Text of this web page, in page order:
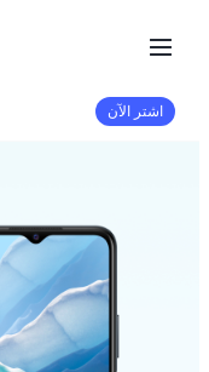
اشتر الآن